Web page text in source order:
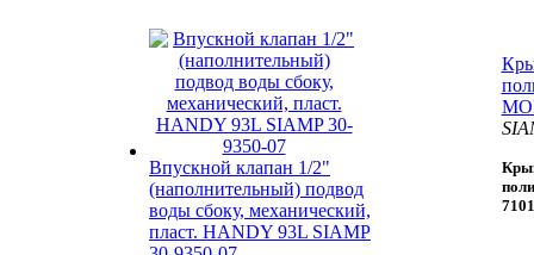
Впускной клапан 1/2"
(наполнительный) подвод
воды сбоку, механический,
пласт. HANDY 93L SIAMP